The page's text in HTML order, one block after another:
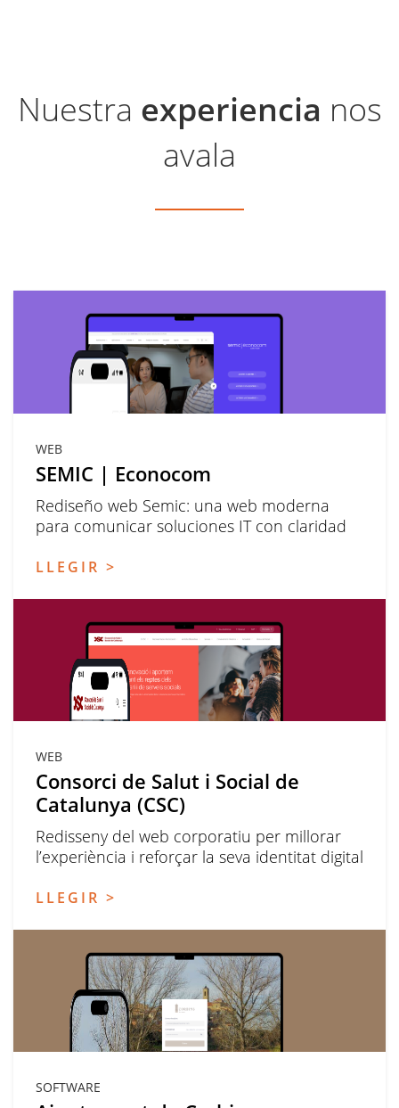
Nuestra experiencia nos
avala
WEB
SEMIC | Econocom
Rediseño web Semic: una web moderna
para comunicar soluciones IT con claridad
LLEGIR >
WEB
Consorci de Salut i Social de
Catalunya (CSC)
Redisseny del web corporatiu per millorar
l’experiència i reforçar la seva identitat digital
LLEGIR >
SOFTWARE